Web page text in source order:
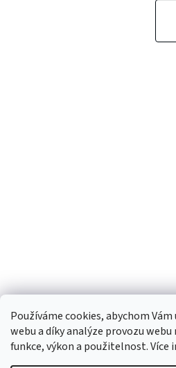
Používáme cookies, abychom
webu a díky analýze provozu
funkce, výkon a použitelnost. Více